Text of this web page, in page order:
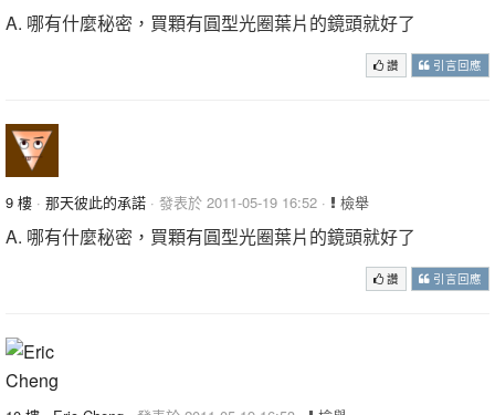
A. 哪有什麼秘密，買顆有圓型光圈葉片的鏡頭就好了
讚 引言回應
9 樓 · 那天彼此的承諾 · 發表於 2011-05-19 16:52 · 檢舉
A. 哪有什麼秘密，買顆有圓型光圈葉片的鏡頭就好了
讚 引言回應